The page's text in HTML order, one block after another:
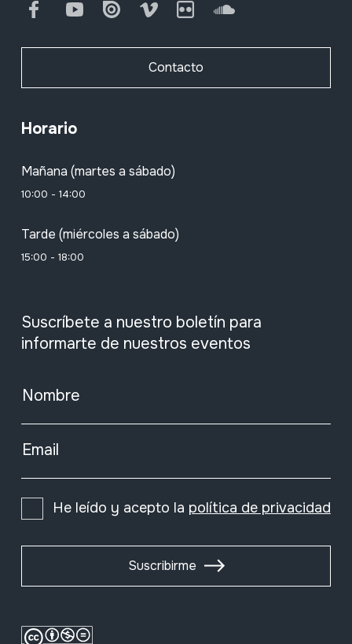
FacebookYoutube Issuu Vimeo Flickr SoundCloud
Contacto
Horario
Mañana (martes a sábado)
10:00 - 14:00
Tarde (miércoles a sábado)
15:00 - 18:00
Suscríbete a nuestro boletín para
informarte de nuestros eventos
Nombre
Email
He leído y acepto la política de privacidad
Suscribirme